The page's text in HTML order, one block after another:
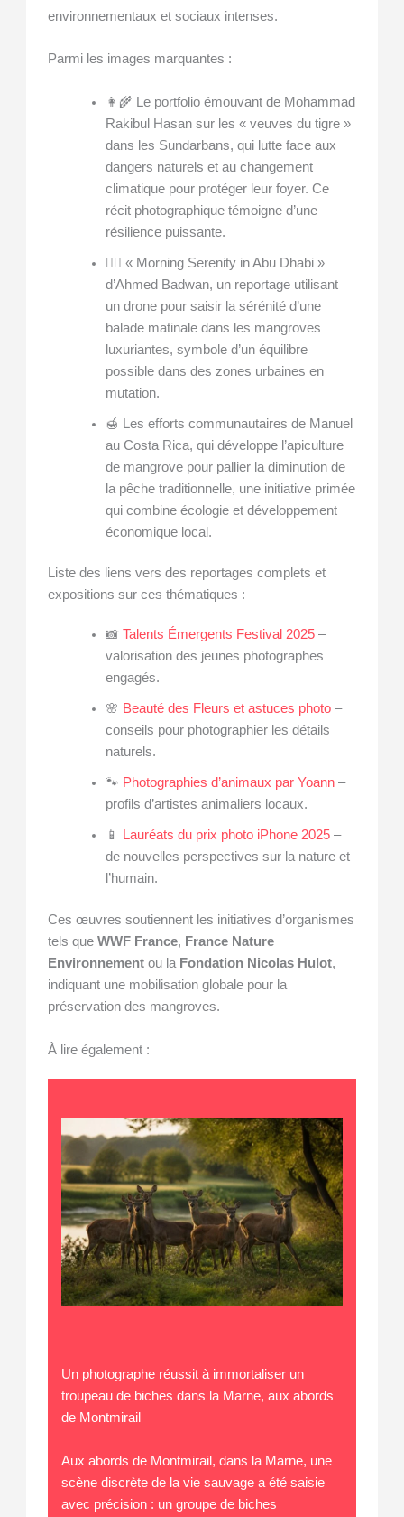
environnementaux et sociaux intenses.
Parmi les images marquantes :
👩‍🌾 Le portfolio émouvant de Mohammad
Rakibul Hasan sur les « veuves du tigre »
dans les Sundarbans, qui lutte face aux
dangers naturels et au changement
climatique pour protéger leur foyer. Ce
récit photographique témoigne d’une
résilience puissante.
🚣‍♂️ « Morning Serenity in Abu Dhabi »
d’Ahmed Badwan, un reportage utilisant
un drone pour saisir la sérénité d’une
balade matinale dans les mangroves
luxuriantes, symbole d’un équilibre
possible dans des zones urbaines en
mutation.
🍯 Les efforts communautaires de Manuel
au Costa Rica, qui développe l’apiculture
de mangrove pour pallier la diminution de
la pêche traditionnelle, une initiative primée
qui combine écologie et développement
économique local.
Liste des liens vers des reportages complets et
expositions sur ces thématiques :
📸 Talents Émergents Festival 2025–
valorisation des jeunes photographes
engagés.
🌸 Beauté des Fleurs et astuces photo–
conseils pour photographier les détails
naturels.
🐾 Photographies d’animaux par Yoann–
profils d’artistes animaliers locaux.
📱 Lauréats du prix photo iPhone 2025–
de nouvelles perspectives sur la nature et
l’humain.
Ces œuvres soutiennent les initiatives d’organismes
tels queWWF France, France Nature
Environnement ou la Fondation Nicolas Hulot,
indiquant une mobilisation globale pour la
préservation des mangroves.
À lire également :
Un photographe réussit à immortaliser un
troupeau de biches dans la Marne, aux abords
de Montmirail
Aux abords de Montmirail, dans la Marne, une
scène discrète de la vie sauvage a été saisie
avec précision : un groupe de biches